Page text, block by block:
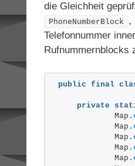
die Gleichheit
PhoneNumberBlock
,
Telefonnummer
Rufnummernblocks
public final
private
            Map.
            Map.
            Map.
            Map.
            Map.